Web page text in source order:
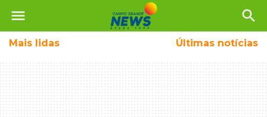
menu search
Mais lidas Últimas notícias